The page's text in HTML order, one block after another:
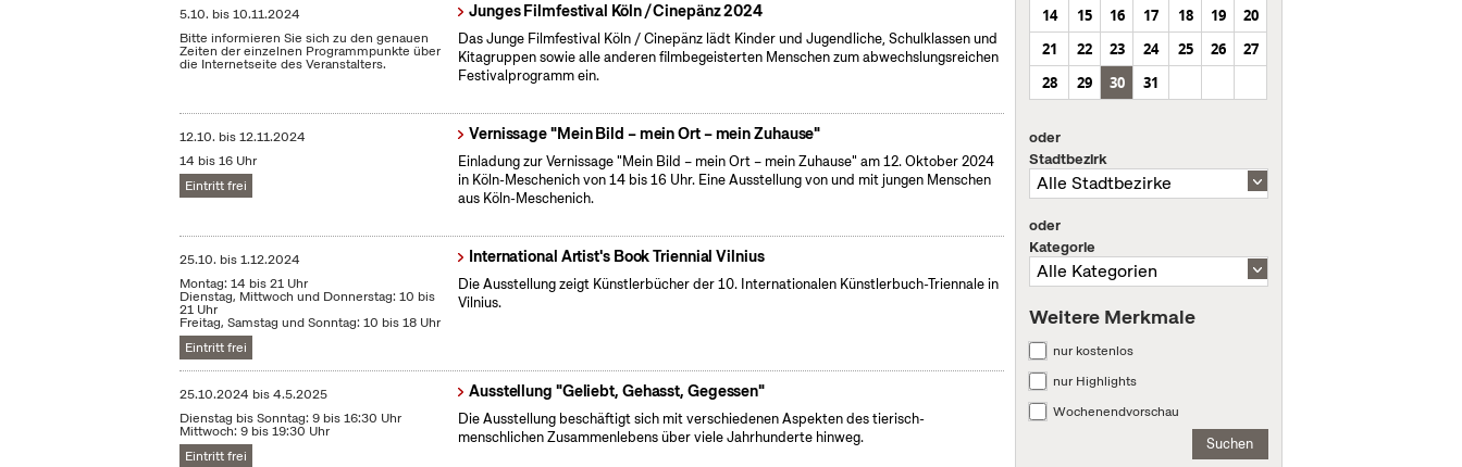
5.10. bis10.11.2024
Bitte informieren Sie sich zu den genauen
Zeiten der einzelnen Programmpunkte über
die Internetseite des Veranstalters.
Junges Filmfestival Köln / Cinepänz 2024
Das Junge Filmfestival Köln / Cinepänz lädt Kinder und Jugendliche, Schulklassen und
Kitagruppen sowie alle anderen filmbegeisterten Menschen zum abwechslungsreichen
Festivalprogramm ein.
12.10. bis12.11.2024
14 bis 16 Uhr
Eintritt frei
Vernissage "Mein Bild – mein Ort – mein Zuhause"
Einladung zur Vernissage "Mein Bild – mein Ort – mein Zuhause" am 12. Oktober 2024
in Köln-Meschenich von 14 bis 16 Uhr. Eine Ausstellung von und mit jungen Menschen
aus Köln-Meschenich.
25.10. bis1.12.2024
Montag: 14 bis 21 Uhr
Dienstag, Mittwoch und Donnerstag: 10 bis
21 Uhr
Freitag, Samstag und Sonntag: 10 bis 18 Uhr
Eintritt frei
International Artist's Book Triennial Vilnius
Die Ausstellung zeigt Künstlerbücher der 10. Internationalen Künstlerbuch-Triennale in
Vilnius.
25.10.2024 bis4.5.2025
Dienstag bis Sonntag: 9 bis 16:30 Uhr
Mittwoch: 9 bis 19:30 Uhr
Eintritt frei
Ausstellung "Geliebt, Gehasst, Gegessen"
Die Ausstellung beschäftigt sich mit verschiedenen Aspekten des tierisch-
menschlichen Zusammenlebens über viele Jahrhunderte hinweg.
14
15 16 17 18 19
20
21
22 23 24 25 26
27
28
29 30 31
oder
Stadtbezirk
oder
Kategorie
Weitere Merkmale
nur kostenlos
nur Highlights
Wochenendvorschau
Suchen